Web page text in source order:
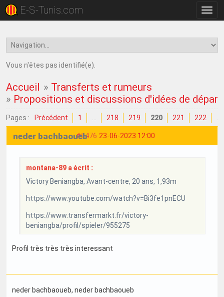
la
E-S-Tunis.com
Vous n'êtes pas identifié(e).
Accueil » Transferts et rumeurs
» Propositions et discussions d'idées de
Pages : Précédent 1 218 219 220 221 222
#5476 23-06-2023 12:00
neder bachbaoueb
montana-89 a écrit :
Victory Beniangba, Avant-centre, 20 ans, 1,93m
https://www.youtube.com/watch?v=Bi3fe1pnECU
https://www.transfermarkt.fr/victory-
beniangba/profil/spieler/955275
Profil très très très interessant
neder bachbaoueb, neder bachbaoueb